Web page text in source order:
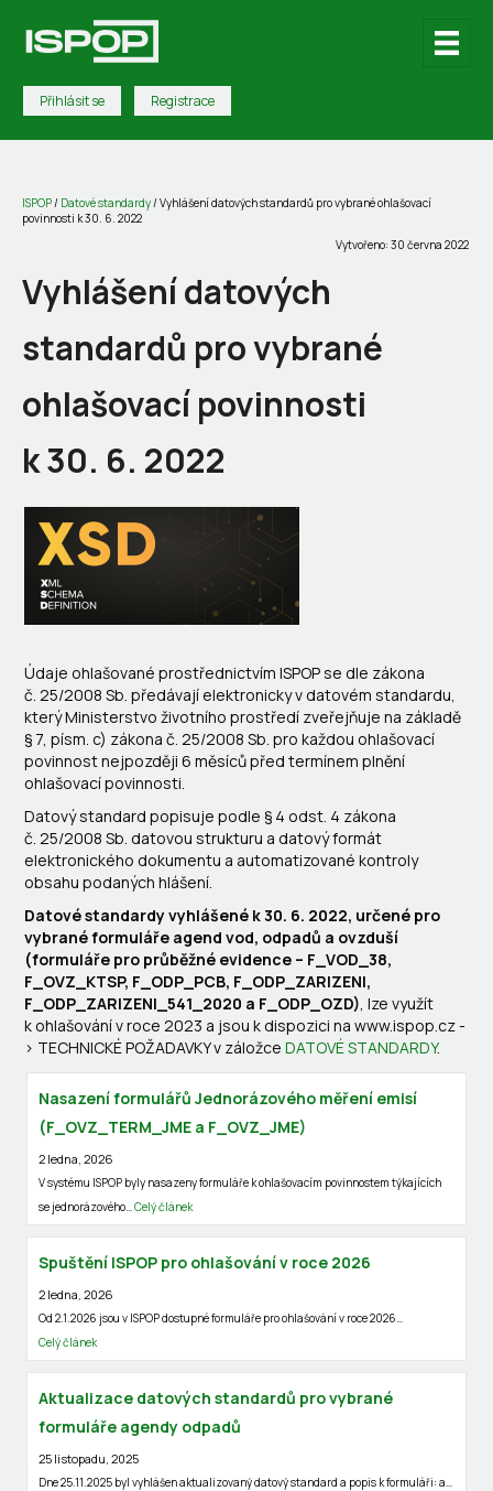
Přihlásit se Registrace
ISPOP/ Datové standardy/Vyhlášení datových standardů pro vybrané ohlašovací
povinnosti k 30. 6. 2022
Vytvořeno: 30 června 2022
Vyhlášení datových
standardů pro vybrané
ohlašovací povinnosti
k 30. 6. 2022
Údaje ohlašované prostřednictvím ISPOP se dle zákona
č. 25/2008 Sb. předávají elektronicky v datovém standardu,
který Ministerstvo životního prostředí zveřejňuje na základě
§ 7, písm. c) zákona č. 25/2008 Sb. pro každou ohlašovací
povinnost nejpozději 6 měsíců před termínem plnění
ohlašovací povinnosti.
Datový standard popisuje podle § 4 odst. 4 zákona
č. 25/2008 Sb. datovou strukturu a datový formát
elektronického dokumentu a automatizované kontroly
obsahu podaných hlášení.
Datové standardy vyhlášené k 30. 6. 2022, určené pro
vybrané formuláře agend vod, odpadů a ovzduší
(formuláře pro průběžné evidence – F_VOD_38,
F_OVZ_KTSP, F_ODP_PCB, F_ODP_ZARIZENI,
F_ODP_ZARIZENI_541_2020 a F_ODP_OZD), lze využít
k ohlašování v roce 2023 a jsou k dispozici na www.ispop.cz -
> TECHNICKÉ POŽADAVKY v záložce DATOVÉ STANDARDY.
Nasazení formulářů Jednorázového měření emisí
(F_OVZ_TERM_JME a F_OVZ_JME)
2 ledna, 2026
V systému ISPOP byly nasazeny formuláře k ohlašovacím povinnostem týkajících
se jednorázového…Celý článek
Spuštění ISPOP pro ohlašování v roce 2026
2 ledna, 2026
Od 2.1.2026 jsou v ISPOP dostupné formuláře pro ohlašování v roce 2026…
Celý článek
Aktualizace datových standardů pro vybrané
formuláře agendy odpadů
25 listopadu, 2025
Dne 25.11.2025 byl vyhlášen aktualizovaný datový standard a popis k formuláři: a…